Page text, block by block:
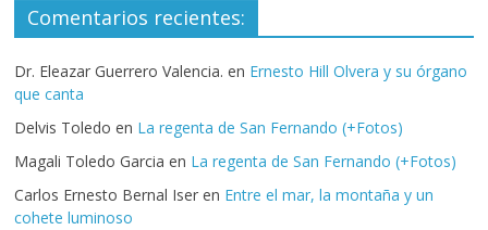
Comentarios recientes:
Dr. Eleazar Guerrero Valencia. en Ernesto Hill Olvera y su órgano
que canta
Delvis Toledo en La regenta de San Fernando (+Fotos)
Magali Toledo Garcia en La regenta de San Fernando (+Fotos)
Carlos Ernesto Bernal Iser en Entre el mar, la montaña y un
cohete luminoso